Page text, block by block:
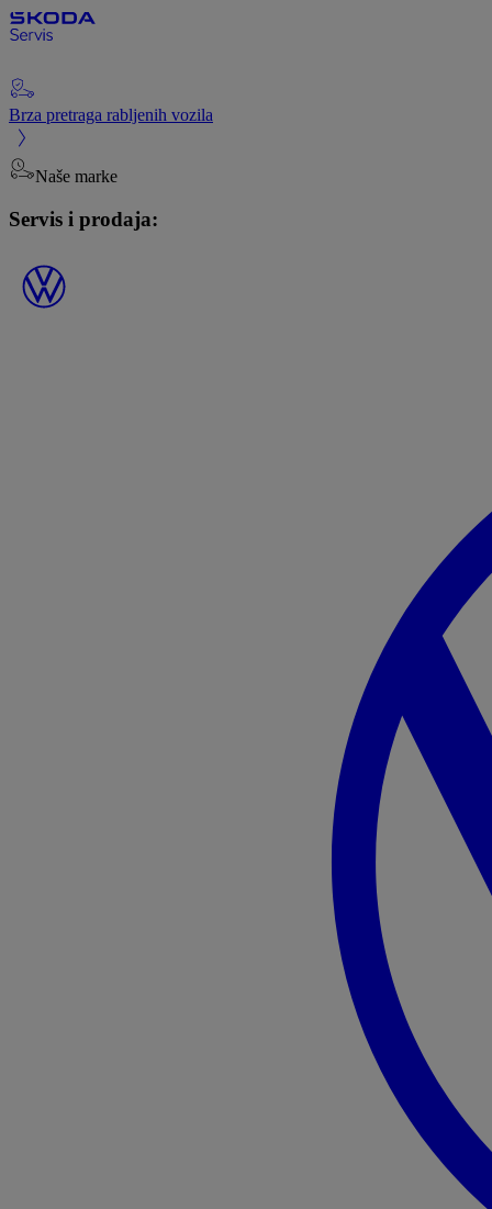
Brza pretraga rabljenih vozila
Naše marke
Servis i prodaja: